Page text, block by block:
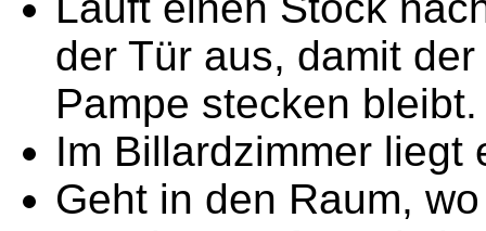
der Tür aus, damit
Pampe stecken bleibt.
Im Billardzimmer liegt
Geht in den Raum,